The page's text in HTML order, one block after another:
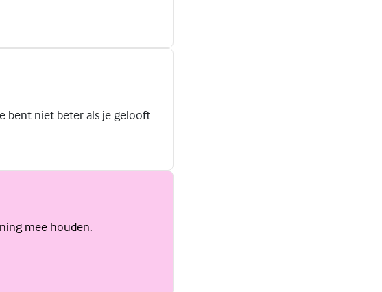
bent niet beter als je gelooft
mee houden.